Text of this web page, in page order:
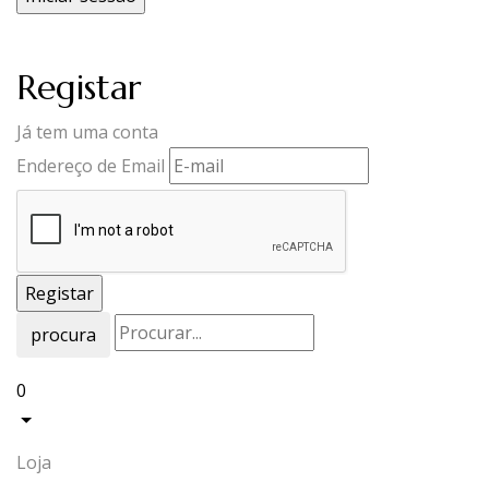
Registar
Já tem uma conta
Endereço de Email
procura
0
Loja